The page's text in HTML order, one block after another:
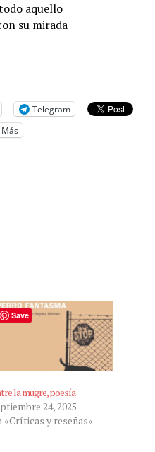
aquello
su mirada
Telegram
Más
la mugre, poesía
24, 2025
«Críticas y reseñas»
Save